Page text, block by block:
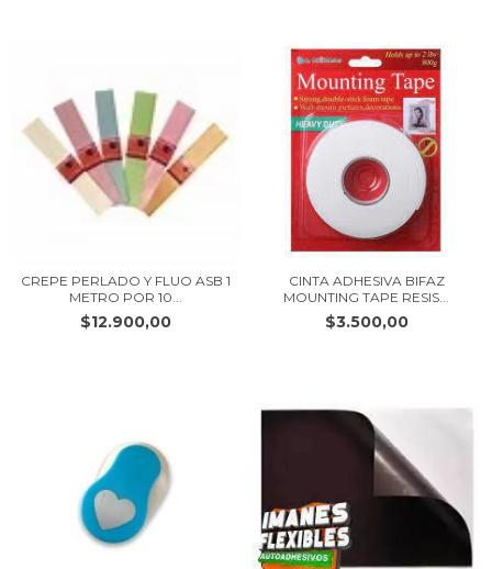
CREPE PERLADO Y FLUO ASB 1
METRO POR 10...
$12.900,00
CINTA ADHESIVA BIFAZ
MOUNTING TAPE RESIS...
$3.500,00